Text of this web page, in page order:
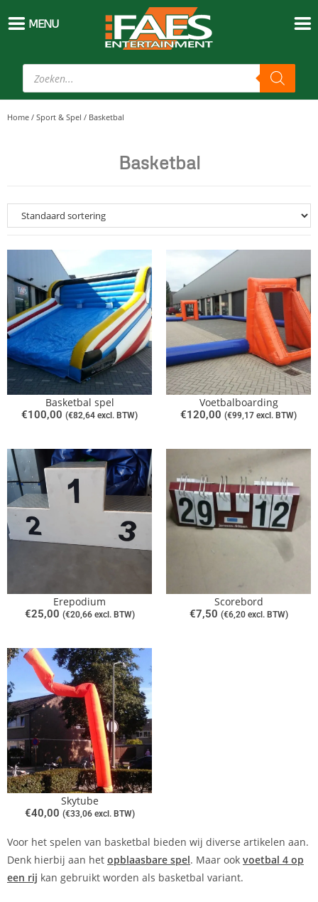
Home / Sport & Spel / Basketbal
Basketbal
Basketbal spel
€100,00 (€82,64 excl. BTW)
Voetbalboarding
€120,00 (€99,17 excl. BTW)
Erepodium
€25,00 (€20,66excl. BTW)
Scorebord
€7,50 (€6,20excl. BTW)
Skytube
€40,00 (€33,06excl. BTW)
Voor het spelen van basketbal bieden wij diverse artikelen aan.
Denk hierbij aan het opblaasbare spel. Maar ook voetbal 4 op
een rij kan gebruikt worden als basketbal variant.
MENU